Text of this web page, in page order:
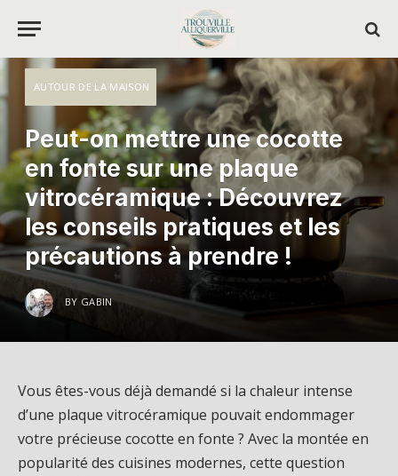
AUTOUR DE LA MAISON
Peut-on mettre une cocotte
en fonte sur une plaque
vitrocéramique : Découvrez
les conseils pratiques et les
précautions à prendre !
BY GABIN
Vous êtes-vous déjà demandé si la chaleur intense
d’une plaque vitrocéramique pouvait endommager
votre précieuse cocotte en fonte ? Avec la montée en
popularité des cuisines modernes, cette question